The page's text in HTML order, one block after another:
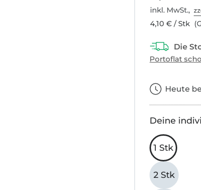
inkl. MwSt.,
4,10 € / Stk
Heute
Deine
1 Stk
2 Stk